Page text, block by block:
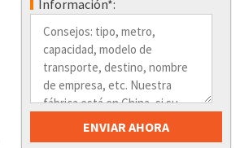
Información*: